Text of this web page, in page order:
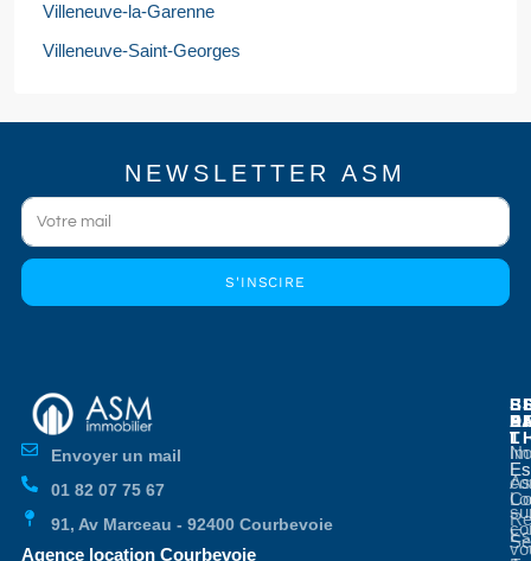
Villeneuve-la-Garenne
Villeneuve-Saint-Georges
NEWSLETTER ASM
S'INSCIRE
Envoyer un mail
01 82 07 75 67
91, Av Marceau - 92400 Courbevoie
Agence location Courbevoie